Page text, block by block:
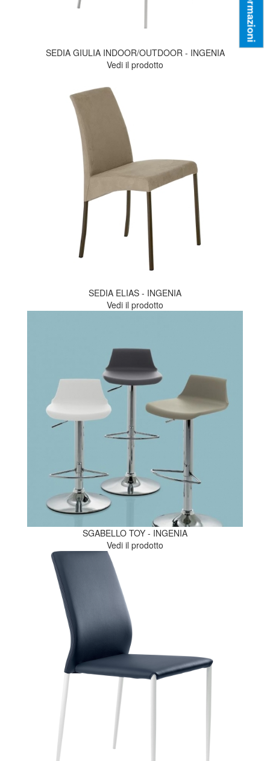
Informazioni
SEDIA GIULIA INDOOR/OUTDOOR - INGENIA
Vedi il prodotto
SEDIA ELIAS - INGENIA
Vedi il prodotto
SGABELLO TOY - INGENIA
Vedi il prodotto